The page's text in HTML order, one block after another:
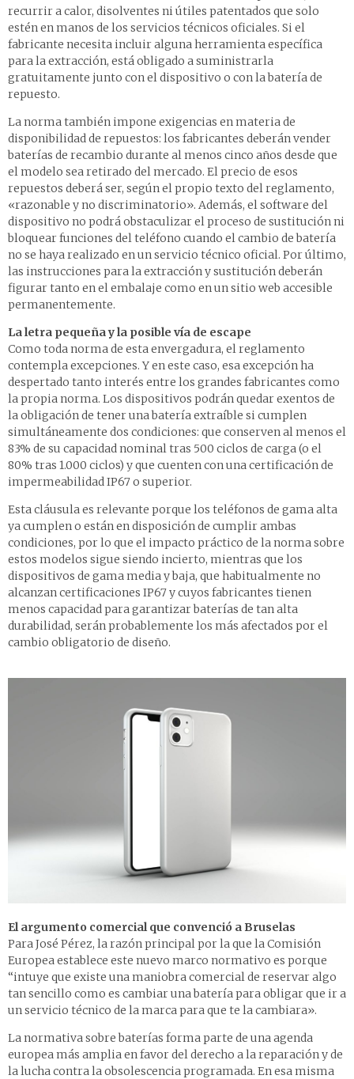
recurrir a calor, disolventes ni útiles patentados que solo
estén en manos de los servicios técnicos oficiales. Si el
fabricante necesita incluir alguna herramienta específica
para la extracción, está obligado a suministrarla
gratuitamente junto con el dispositivo o con la batería de
repuesto.
La norma también impone exigencias en materia de
disponibilidad de repuestos: los fabricantes deberán vender
baterías de recambio durante al menos cinco años desde que
el modelo sea retirado del mercado. El precio de esos
repuestos deberá ser, según el propio texto del reglamento,
«razonable y no discriminatorio». Además, el software del
dispositivo no podrá obstaculizar el proceso de sustitución ni
bloquear funciones del teléfono cuando el cambio de batería
no se haya realizado en un servicio técnico oficial. Por último,
las instrucciones para la extracción y sustitución deberán
figurar tanto en el embalaje como en un sitio web accesible
permanentemente.
La letra pequeña y la posible vía de escape
Como toda norma de esta envergadura, el reglamento
contempla excepciones. Y en este caso, esa excepción ha
despertado tanto interés entre los grandes fabricantes como
la propia norma. Los dispositivos podrán quedar exentos de
la obligación de tener una batería extraíble si cumplen
simultáneamente dos condiciones: que conserven al menos el
83% de su capacidad nominal tras 500 ciclos de carga (o el
80% tras 1.000 ciclos) y que cuenten con una certificación de
impermeabilidad IP67 o superior.
Esta cláusula es relevante porque los teléfonos de gama alta
ya cumplen o están en disposición de cumplir ambas
condiciones, por lo que el impacto práctico de la norma sobre
estos modelos sigue siendo incierto, mientras que los
dispositivos de gama media y baja, que habitualmente no
alcanzan certificaciones IP67 y cuyos fabricantes tienen
menos capacidad para garantizar baterías de tan alta
durabilidad, serán probablemente los más afectados por el
cambio obligatorio de diseño.
El argumento comercial que convenció a Bruselas
Para José Pérez, la razón principal por la que la Comisión
Europea establece este nuevo marco normativo es porque
“intuye que existe una maniobra comercial de reservar algo
tan sencillo como es cambiar una batería para obligar que ir a
un servicio técnico de la marca para que te la cambiara».
La normativa sobre baterías forma parte de una agenda
europea más amplia en favor del derecho a la reparación y de
la lucha contra la obsolescencia programada. En esa misma